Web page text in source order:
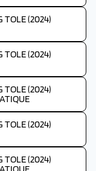
TOLE (2024)
TOLE (2024)
TOLE (2024)
TOLE (2024)
TOLE (2024)